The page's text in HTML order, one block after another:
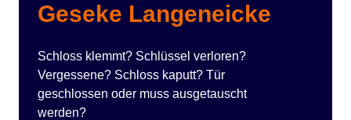
Geseke Langeneicke
Schloss klemmt? Schlüssel verloren?
Vergessene? Schloss kaputt? Tür
geschlossen oder muss ausgetauscht
werden?